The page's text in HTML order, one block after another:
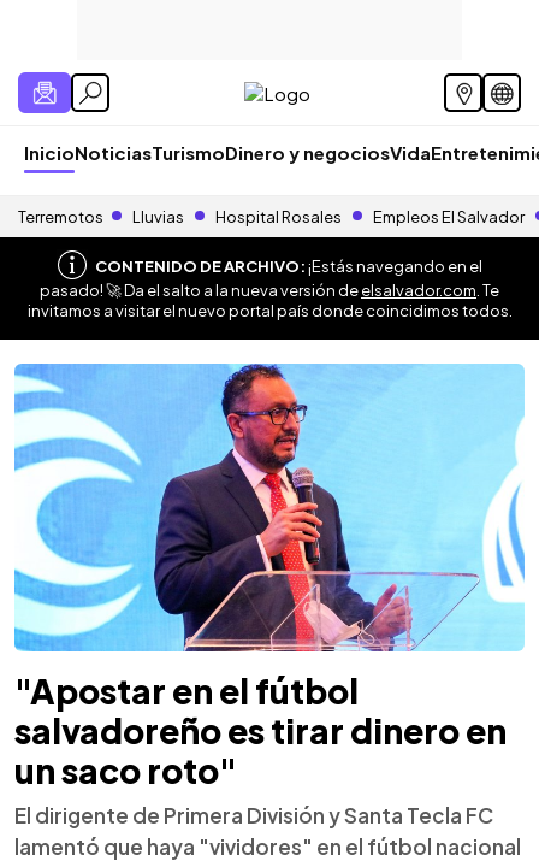
InicioNoticiasTurismoDinero y negociosVida
Terremotos Lluvias Hospital Rosales Empleos El Salvador
CONTENIDO DE ARCHIVO:¡Estás navegando en el
pasado! 🚀 Da el salto a la nueva versión deelsalvador.com . Te
invitamos a visitar el nuevo portal país donde coincidimos todos.
"Apostar en el fútbol
salvadoreño es tirar dinero en
un saco roto"
El dirigente de Primera División y Santa Tecla FC
lamentó que haya "vividores" en el fútbol nacional